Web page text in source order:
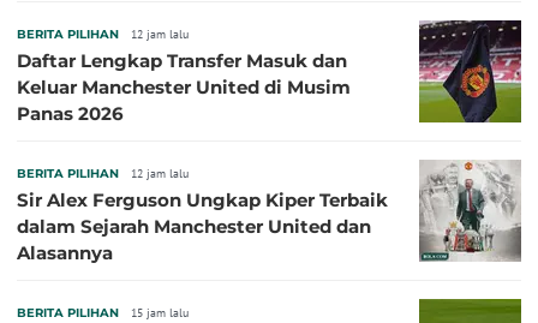
BERITA PILIHAN 12 jam lalu
Daftar Lengkap Transfer Masuk dan
Keluar Manchester United di Musim
Panas 2026
BERITA PILIHAN 12 jam lalu
Sir Alex Ferguson Ungkap Kiper Terbaik
dalam Sejarah Manchester United dan
Alasannya
BERITA PILIHAN 15 jam lalu